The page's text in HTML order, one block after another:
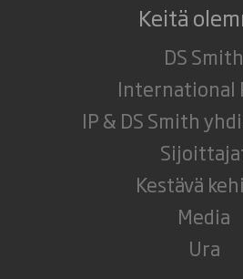
Keitä
DS Smith
International
IP & DS Smith
Kestävä
Media
Ura